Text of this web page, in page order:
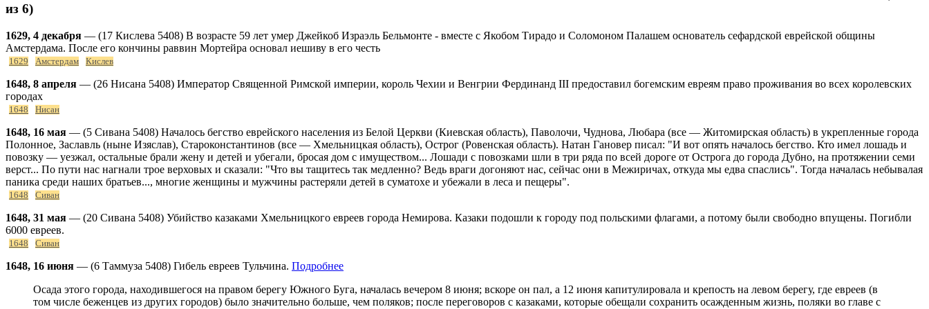
из 6)
1629, 4 декабря — (17 Кислева 5408) В возрасте 59 лет умер Джейкоб Израэль Бельмонте - вместе с Якобом Тирадо и Соломоном Палашем основатель сефардской еврейской общины
Амстердама. После его кончины раввин Мортейра основал иешиву в его честь
1629 Амстердам Кислев
1648, 8 апреля — (26 Нисана 5408) Император Священной Римской империи, король Чехии и Венгрии Фердинанд III предоставил богемским евреям право проживания во всех королевских
городах
1648 Нисан
1648, 16 мая — (5 Сивана 5408) Началось бегство еврейского населения из Белой Церкви (Киевская область), Паволочи, Чуднова, Любара (все — Житомирская область) в укрепленные города
Полонное, Заславль (ныне Изяслав), Староконстантинов (все — Хмельницкая область), Острог (Ровенская область). Натан Гановер писал: "И вот опять началось бегство. Кто имел лошадь и
повозку — уезжал, остальные брали жену и детей и убегали, бросая дом с имуществом... Лошади с повозками шли в три ряда по всей дороге от Острога до города Дубно, на протяжении семи
верст... По пути нас нагнали трое верховых и сказали: "Что вы тащитесь так медленно? Ведь враги догоняют нас, сейчас они в Межиричах, откуда мы едва спаслись". Тогда началась небывалая
паника среди наших братьев..., многие женщины и мужчины растеряли детей в суматохе и убежали в леса и пещеры".
1648 Сиван
1648, 31 мая — (20 Сивана 5408) Убийство казаками Хмельницкого евреев города Немирова. Казаки подошли к городу под польскими флагами, а потому были свободно впущены. Погибли
6000 евреев.
1648 Сиван
1648, 16 июня — (6 Таммуза 5408) Гибель евреев Тульчина. Подробнее
Осада этого города, находившегося на правом берегу Южного Буга, началась вечером 8 июня; вскоре он пал, а 12 июня капитулировала и крепость на левом берегу, где евреев (в
том числе беженцев из других городов) было значительно больше, чем поляков; после переговоров с казаками, которые обещали сохранить осажденным жизнь, поляки во главе с